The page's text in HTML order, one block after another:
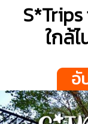
ใกล้